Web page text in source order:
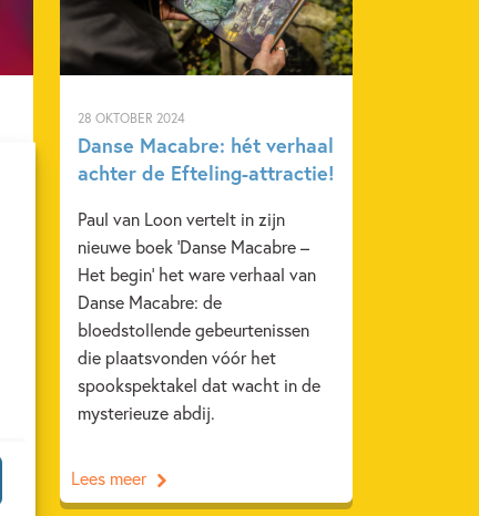
28 OKTOBER 2024
Danse Macabre: hét verhaal
achter de Efteling-attractie!
Paul van Loon vertelt in zijn
nieuwe boek ‘Danse Macabre –
Het begin’ het ware verhaal van
Danse Macabre: de
bloedstollende gebeurtenissen
die plaatsvonden vóór het
spookspektakel dat wacht in de
mysterieuze abdij.
Lees meer